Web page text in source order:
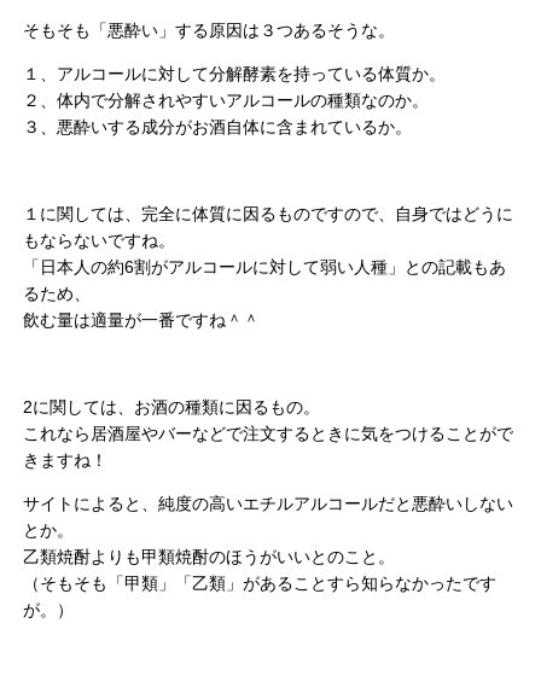
そもそも「悪酔い」する原因は３つあるそうな。
１、アルコールに対して分解酵素を持っている体質か。
２、体内で分解されやすいアルコールの種類なのか。
３、悪酔いする成分がお酒自体に含まれているか。
１に関しては、完全に体質に因るものですので、自身ではどうに
もならないですね。
「日本人の約6割がアルコールに対して弱い人種」との記載もあ
るため、
飲む量は適量が一番ですね＾＾
2に関しては、お酒の種類に因るもの。
これなら居酒屋やバーなどで注文するときに気をつけることがで
きますね！
サイトによると、純度の高いエチルアルコールだと悪酔いしない
とか。
乙類焼酎よりも甲類焼酎のほうがいいとのこと。
（そもそも「甲類」「乙類」があることすら知らなかったです
が。）